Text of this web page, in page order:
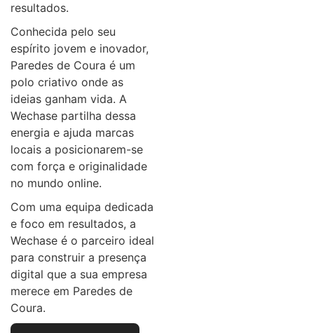
resultados.
Conhecida pelo seu
espírito jovem e inovador,
Paredes de Coura é um
polo criativo onde as
ideias ganham vida. A
Wechase partilha dessa
energia e ajuda marcas
locais a posicionarem-se
com força e originalidade
no mundo online.
Com uma equipa dedicada
e foco em resultados, a
Wechase é o parceiro ideal
para construir a presença
digital que a sua empresa
merece em Paredes de
Coura.